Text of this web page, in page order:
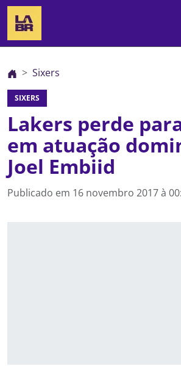
Sixers
SIXERS
Lakers perde
em atuação
Joel Embiid
Publicado em 16 novembro 2017 à